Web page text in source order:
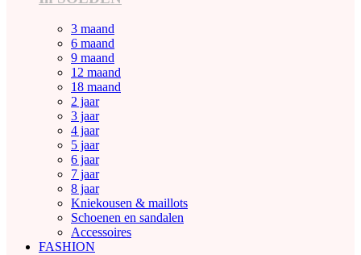
3 maand
6 maand
9 maand
12 maand
18 maand
2 jaar
3 jaar
4 jaar
5 jaar
6 jaar
7 jaar
8 jaar
Kniekousen & maillots
Schoenen en sandalen
Accessoires
FASHION